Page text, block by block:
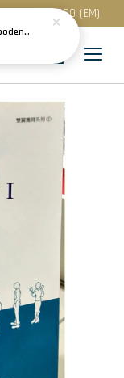
/ RM 300 (EM)
经文木板摆件 · 盾牌经文摆件 · Wooden Plaque Decoration · Shield-shaped Scripture Plaque · With Chinese Bible Verse · Agape